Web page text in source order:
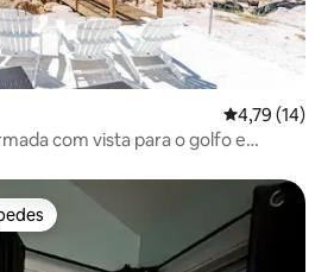
4,79 de uma
4,79 (14)
com vista para o golfo e
dos hóspedes